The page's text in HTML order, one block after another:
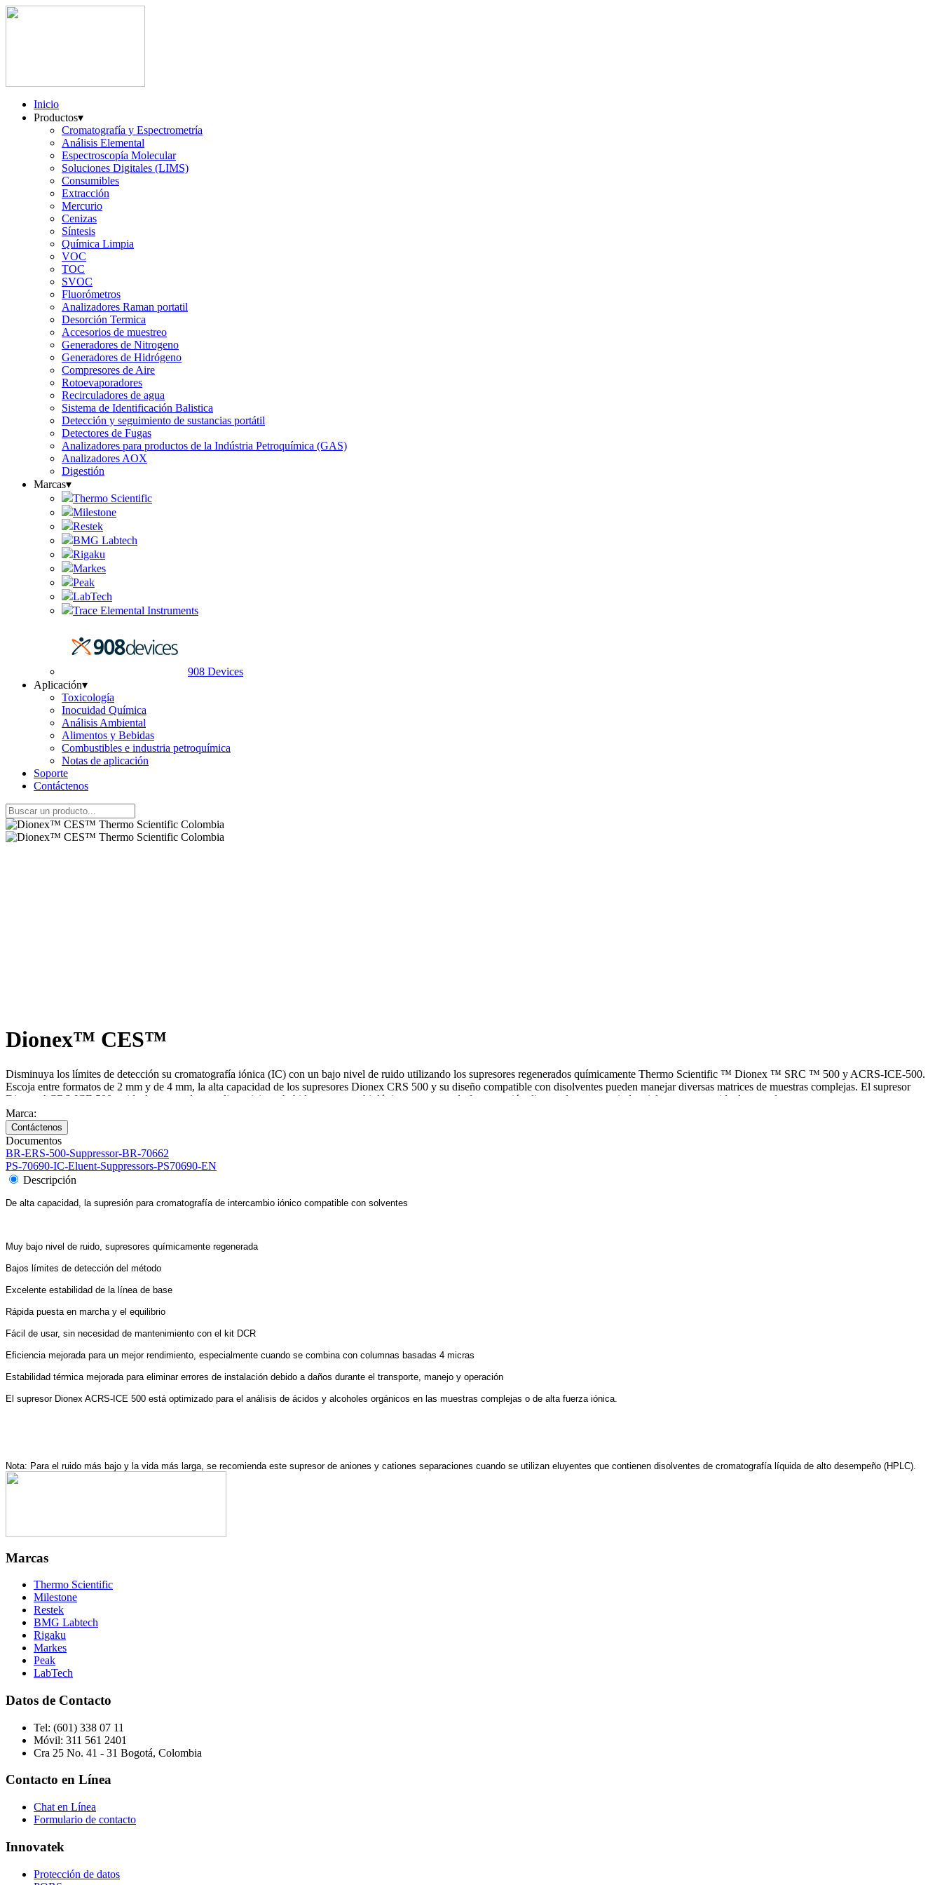
Inicio
Productos▾
Cromatografía y Espectrometría
Análisis Elemental
Espectroscopía Molecular
Soluciones Digitales (LIMS)
Consumibles
Extracción
Mercurio
Cenizas
Síntesis
Química Limpia
VOC
TOC
SVOC
Fluorómetros
Analizadores Raman portatil
Desorción Termica
Accesorios de muestreo
Generadores de Nitrogeno
Generadores de Hidrógeno
Compresores de Aire
Rotoevaporadores
Recirculadores de agua
Sistema de Identificación Balistica
Detección y seguimiento de sustancias portátil
Detectores de Fugas
Analizadores para productos de la Indústria Petroquímica (GAS)
Analizadores AOX
Digestión
Marcas▾
Thermo Scientific
Milestone
Restek
BMG Labtech
Rigaku
Markes
Peak
LabTech
Trace Elemental Instruments
908 Devices
Aplicación▾
Toxicología
Inocuidad Química
Análisis Ambiental
Alimentos y Bebidas
Combustibles e industria petroquímica
Notas de aplicación
Soporte
Contáctenos
Dionex™ CES™
Disminuya los límites de detección su cromatografía iónica (IC) con un bajo nivel de ruido utilizando los supresores regenerados químicamente Thermo Scientific ™ Dionex ™ SRC ™ 500 y ACRS-ICE-500.
Escoja entre formatos de 2 mm y de 4 mm, la alta capacidad de los supresores Dionex CRS 500 y su diseño compatible con disolventes pueden manejar diversas matrices de muestras complejas. El supresor
Dionex ACRS-ICE 500 es ideal para productos alimenticios y bebidas, muestras biológicas, procesos de fermentación, licores de procesos industriales y aguas residuales tratadas.
Marca:
Documentos
BR-ERS-500-Suppressor-BR-70662
PS-70690-IC-Eluent-Suppressors-PS70690-EN
Descripción
De alta capacidad, la supresión para cromatografía de intercambio iónico compatible con solventes
Muy bajo nivel de ruido, supresores químicamente regenerada
Bajos límites de detección del método
Excelente estabilidad de la línea de base
Rápida puesta en marcha y el equilibrio
Fácil de usar, sin necesidad de mantenimiento con el kit DCR
Eficiencia mejorada para un mejor rendimiento, especialmente cuando se combina con columnas basadas 4 micras
Estabilidad térmica mejorada para eliminar errores de instalación debido a daños durante el transporte, manejo y operación
El supresor Dionex ACRS-ICE 500 está optimizado para el análisis de ácidos y alcoholes orgánicos en las muestras complejas o de alta fuerza iónica.
Nota: Para el ruido más bajo y la vida más larga, se recomienda este supresor de aniones y cationes separaciones cuando se utilizan eluyentes que contienen disolventes de cromatografía líquida de alto desempeño (HPLC).
Marcas
Thermo Scientific
Milestone
Restek
BMG Labtech
Rigaku
Markes
Peak
LabTech
Datos de Contacto
Tel: (601) 338 07 11
Móvil: 311 561 2401
Cra 25 No. 41 - 31 Bogotá, Colombia
Contacto en Línea
Chat en Línea
Formulario de contacto
Innovatek
Protección de datos